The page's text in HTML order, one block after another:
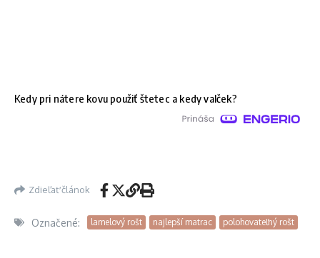
Kedy pri nátere kovu použiť štetec a kedy valček?
Zdieľať článok
Označené: lamelový rošt najlepší matrac polohovateľný rošt